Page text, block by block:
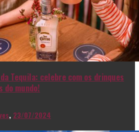
Tequila: celebre com os drinques
do mundo!
, 23/07/2024